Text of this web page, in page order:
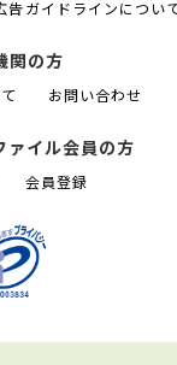
告ガイドラインについ
関の方
お問い合わせ
ァイル会員の方
会員登録